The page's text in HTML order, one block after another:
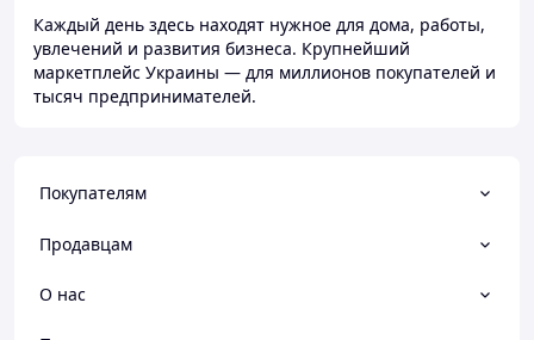
Каждый день здесь находят нужное для дома, работы,
увлечений и развития бизнеса. Крупнейший
маркетплейс Украины — для миллионов покупателей и
тысяч предпринимателей.
Покупателям
Продавцам
О нас